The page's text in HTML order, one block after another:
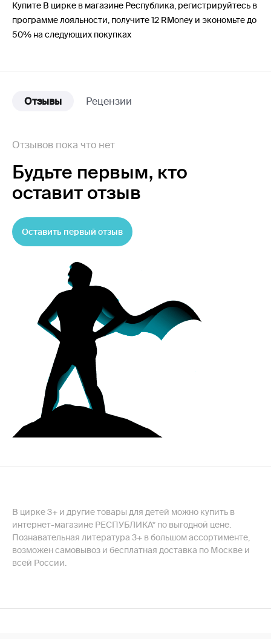
Купите В цирке в магазине Республика, регистрируйтесь в
программе лояльности, получите 12 RMoney и экономьте до
50% на следующих покупках
Отзывы Рецензии
Отзывов пока что нет
Будьте первым, кто
оставит отзыв
Оставить первый отзыв
В цирке 3+ и другие товары для детей можно купить в
интернет-магазине РЕСПУБЛИКА* по выгодной цене.
Познавательная литература 3+ в большом ассортименте,
возможен самовывоз и бесплатная доставка по Москве и
всей России.